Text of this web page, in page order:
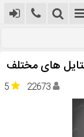
های مختلف
5 22673